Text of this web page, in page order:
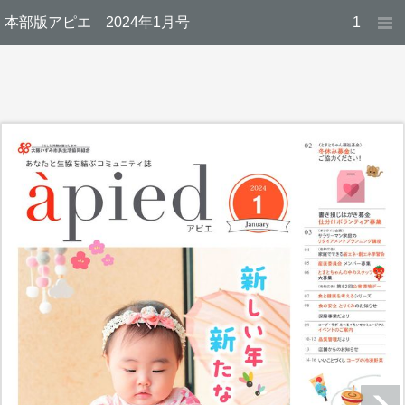
本部版アピエ 2024年1月号 1